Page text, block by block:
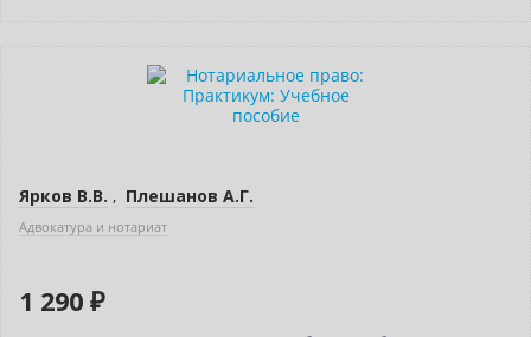
Ярков В.В. , Плешанов А.Г.
Адвокатура и нотариат
1 290 ₽